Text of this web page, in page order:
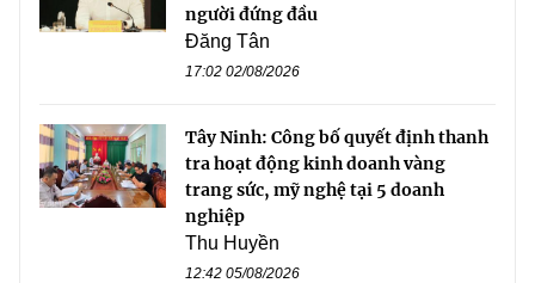
người đứng đầu
Đăng Tân
17:02 02/08/2026
Tây Ninh: Công bố quyết định thanh
tra hoạt động kinh doanh vàng
trang sức, mỹ nghệ tại 5 doanh
nghiệp
Thu Huyền
12:42 05/08/2026